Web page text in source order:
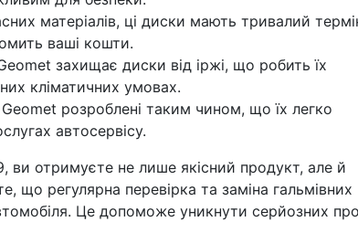
матеріалів, ці диски мають тривалий
ваші кошти.
захищає диски від іржі, що робить їх
кліматичних умовах.
Geomet розроблені таким чином, що їх легко
автосервісу.
ви отримуєте не лише якісний продукт, але й
що регулярна перевірка та заміна гальмівних
Це допоможе уникнути серйозних